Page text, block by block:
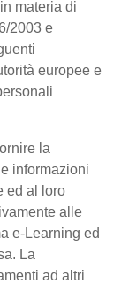
materia di
2003 e
europee e
la
informazioni
ed al loro
alle
e-Learning ed
La
ad altri